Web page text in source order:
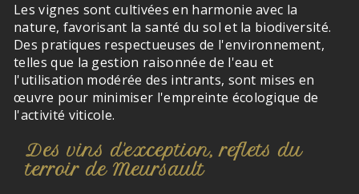
Les vignes sont cultivées en harmonie avec la
nature, favorisant la santé du sol et la biodiversité.
Des pratiques respectueuses de l'environnement,
telles que la gestion raisonnée de l'eau et
l'utilisation modérée des intrants, sont mises en
œuvre pour minimiser l'empreinte écologique de
l'activité viticole.
Des vins d'exception, reflets du
terroir de Meursault